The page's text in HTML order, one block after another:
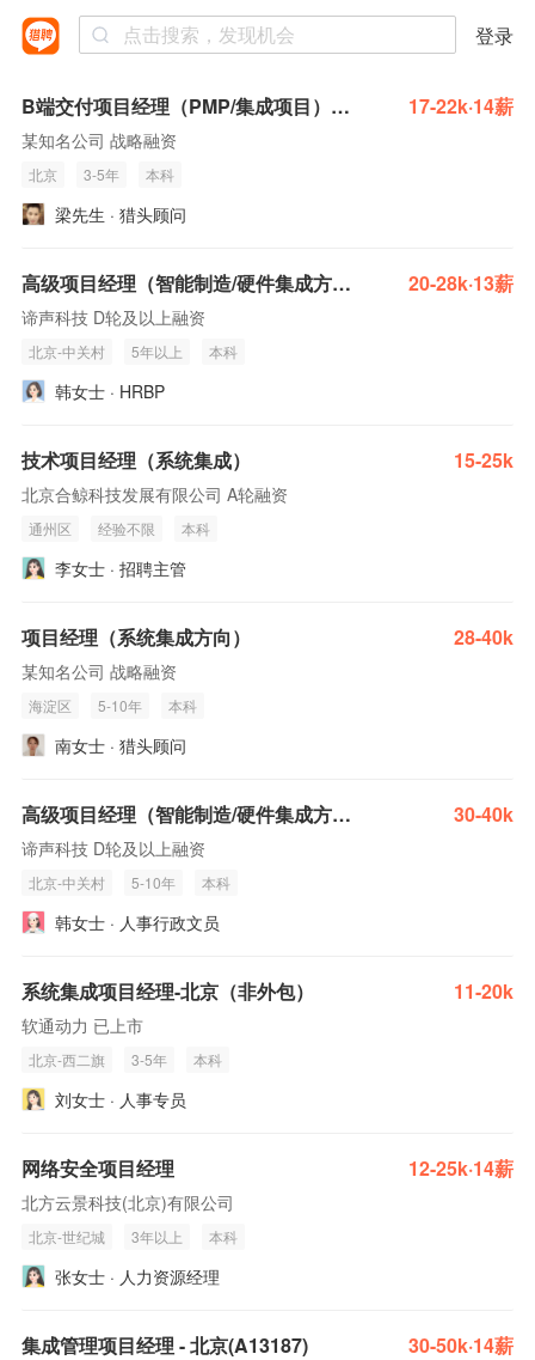
登录
B端交付项目经理（PMP/集成项目）-年包32 17-22k·14薪
某知名公司 战略融资
北京 3-5年 本科
梁先生 · 猎头顾问
高级项目经理（智能制造/硬件集成方向） 20-28k·13薪
谛声科技 D轮及以上融资
北京-中关村 5年以上 本科
韩女士 · HRBP
技术项目经理（系统集成） 15-25k
北京合鲸科技发展有限公司 A轮融资
通州区 经验不限 本科
李女士 · 招聘主管
项目经理（系统集成方向） 28-40k
某知名公司 战略融资
海淀区 5-10年 本科
南女士 · 猎头顾问
高级项目经理（智能制造/硬件集成方向） 30-40k
谛声科技 D轮及以上融资
北京-中关村 5-10年 本科
韩女士 · 人事行政文员
系统集成项目经理-北京（非外包） 11-20k
软通动力 已上市
北京-西二旗 3-5年 本科
刘女士 · 人事专员
网络安全项目经理 12-25k·14薪
北方云景科技(北京)有限公司
北京-世纪城 3年以上 本科
张女士 · 人力资源经理
集成管理项目经理 - 北京(A13187) 30-50k·14薪